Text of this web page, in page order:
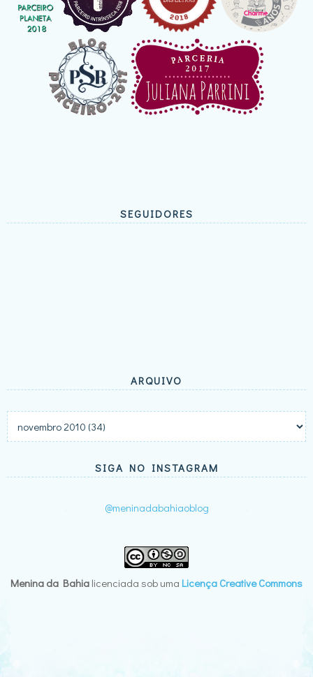
SEGUIDORES
ARQUIVO
SIGA NO INSTAGRAM
@meninadabahiaoblog
Menina da Bahia licenciada sob uma Licença Creative Commons